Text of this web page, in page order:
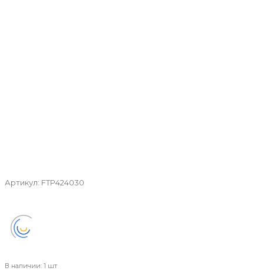
Артикул: FTP424030
В наличии: 1 шт